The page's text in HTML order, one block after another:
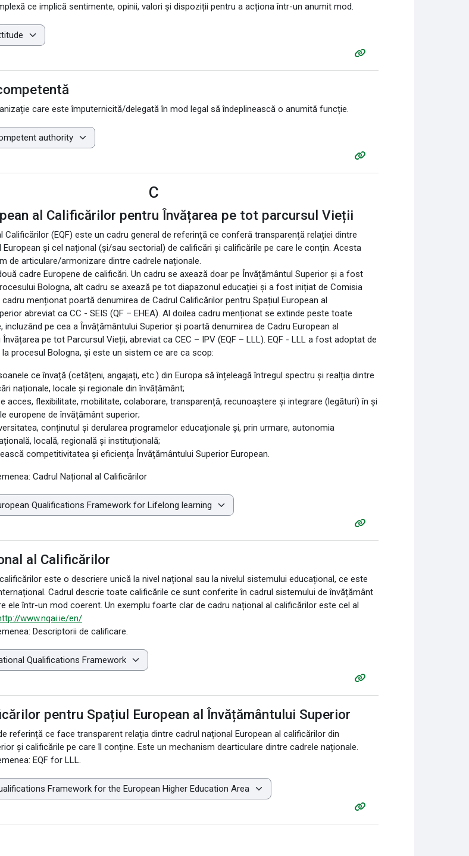
ce implică sentimente, opinii, valori și dispoziții pentru a acționa într-un anumit mod.
care este împuternicită/delegată în mod legal să îndeplinească o anumită funcție.
C
al Calificărilor pentru Învățarea pe tot parcursul Vieții
Calificărilor (EQF) este un cadru general de referință ce conferă transparență relației dintre
European și cel național (și/sau sectorial) de calificări și calificările pe care le conțin. Acesta
de articulare/armonizare dintre cadrele naționale.
cadre Europene de calificări. Un cadru se axează doar pe Învățământul Superior și a fost
Bologna, alt cadru se axează pe tot diapazonul educației și a fost inițiat de Comisia
cadru menționat poartă denumirea de Cadrul Calificărilor pentru Spațiul European al
abreviat ca CC - SEIS (QF – EHEA). Al doilea cadru menționat se extinde peste toate
incluzând pe cea a Învățământului Superior și poartă denumirea de Cadru European al
pe tot Parcursul Vieții, abreviat ca CEC – IPV (EQF – LLL). EQF - LLL a fost adoptat de
procesul Bologna, și este un sistem ce are ca scop:
ce învață (cetățeni, angajați, etc.) din Europa să înțeleagă întregul spectru și realția dintre
naționale, locale și regionale din învățământ;
acces, flexibilitate, mobilitate, colaborare, transparență, recunoaștere și integrare (legături) în și
europene de învățământ superior;
conținutul și derularea programelor educaționale și, prin urmare, autonomia
locală, regională și instituțională;
competitivitatea și eficiența Învățământului Superior European.
Cadrul Național al Calificărilor
al Calificărilor
este o descriere unică la nivel național sau la nivelul sistemului educațional, ce este
Cadrul descrie toate calificările ce sunt conferite în cadrul sistemului de învățământ
ele într-un mod coerent. Un exemplu foarte clar de cadru național al calificărilor este cel al
www.nqai.ie/en/
Descriptorii de calificare.
pentru Spațiul European al Învățământului Superior
referință ce face transparent relația dintre cadrul național European al calificărilor din
și calificările pe care îl conține. Este un mechanism dearticulare dintre cadrele naționale.
EQF for LLL.